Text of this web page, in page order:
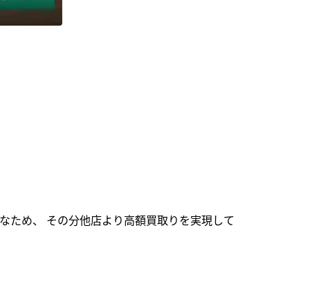
ため、 その分他店より高額買取りを実現して